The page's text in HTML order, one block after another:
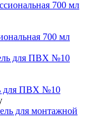
700 мл
для ПВХ №10